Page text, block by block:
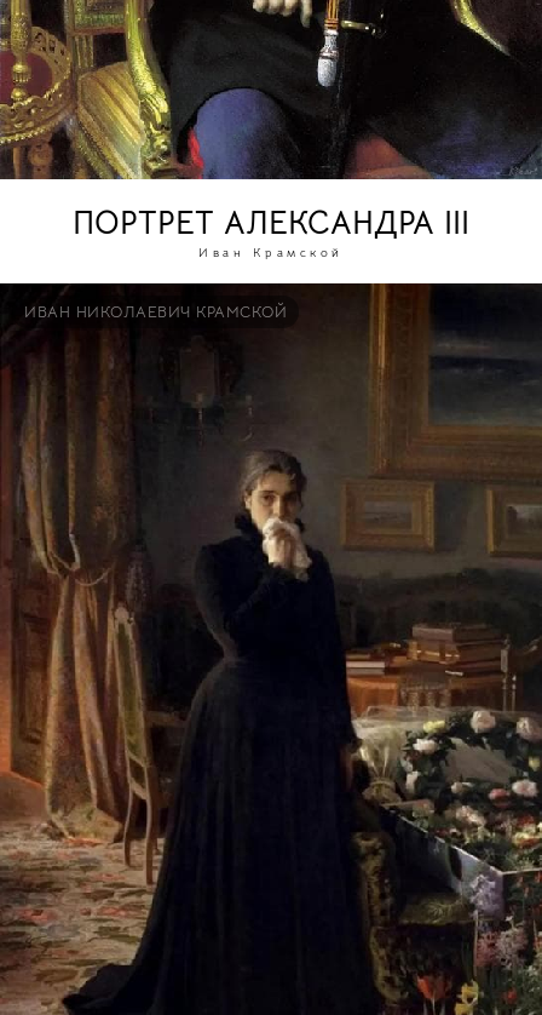
ПОРТРЕТ АЛЕКСАНДРА III
Иван Крамской
ИВАН НИКОЛАЕВИЧ КРАМСКОЙ